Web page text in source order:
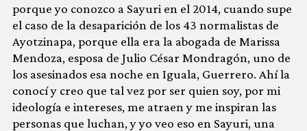
porque yo conozco a Sayuri en el 2014, cuando supe
el caso de la desaparición de los 43 normalistas de
Ayotzinapa, porque ella era la abogada de Marissa
Mendoza, esposa de Julio César Mondragón, uno de
los asesinados esa noche en Iguala, Guerrero. Ahí la
conocí y creo que tal vez por ser quien soy, por mi
ideología e intereses, me atraen y me inspiran las
personas que luchan, y yo veo eso en Sayuri, una